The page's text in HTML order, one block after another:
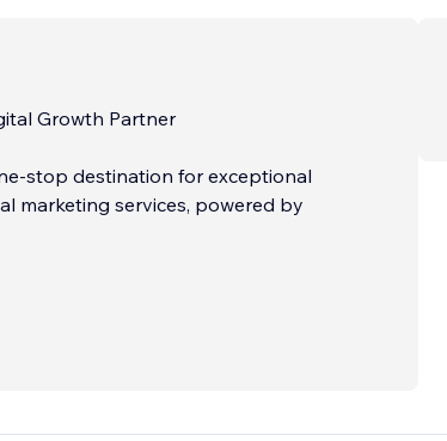
Growth Partner
stop destination for exceptional
marketing services, powered by
in being a leading Wix design,